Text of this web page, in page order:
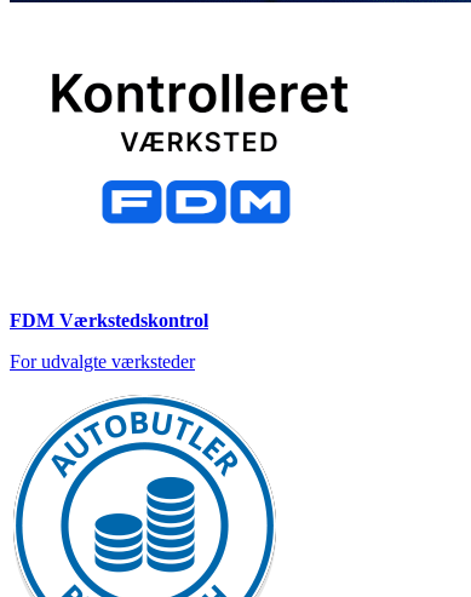
FDM Værkstedskontrol
For udvalgte værksteder